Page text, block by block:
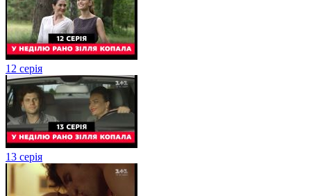
12 серія
13 серія